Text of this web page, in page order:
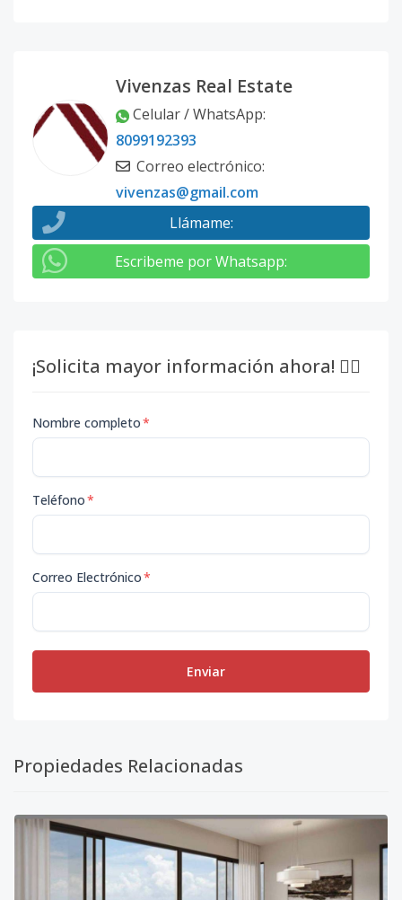
Vivenzas Real Estate
Celular / WhatsApp:
8099192393
Correo electrónico:
vivenzas@gmail.com
Llámame:
Escribeme por Whatsapp:
¡Solicita mayor información ahora! 👇🏽
Nombre completo*
Teléfono*
Correo Electrónico*
Enviar
Propiedades Relacionadas